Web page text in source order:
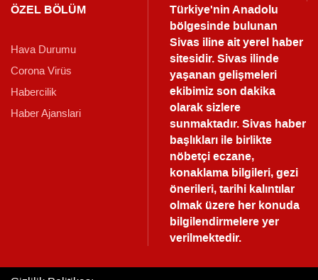
ÖZEL BÖLÜM
Hava Durumu
Corona Virüs
Habercilik
Haber Ajanslari
Türkiye'nin Anadolu
bölgesinde bulunan
Sivas iline ait yerel haber
sitesidir. Sivas ilinde
yaşanan gelişmeleri
ekibimiz son dakika
olarak sizlere
sunmaktadır.Sivas haber
başlıkları ile birlikte
nöbetçi eczane,
konaklama bilgileri, gezi
önerileri, tarihi kalıntılar
olmak üzere her konuda
bilgilendirmelere yer
verilmektedir.